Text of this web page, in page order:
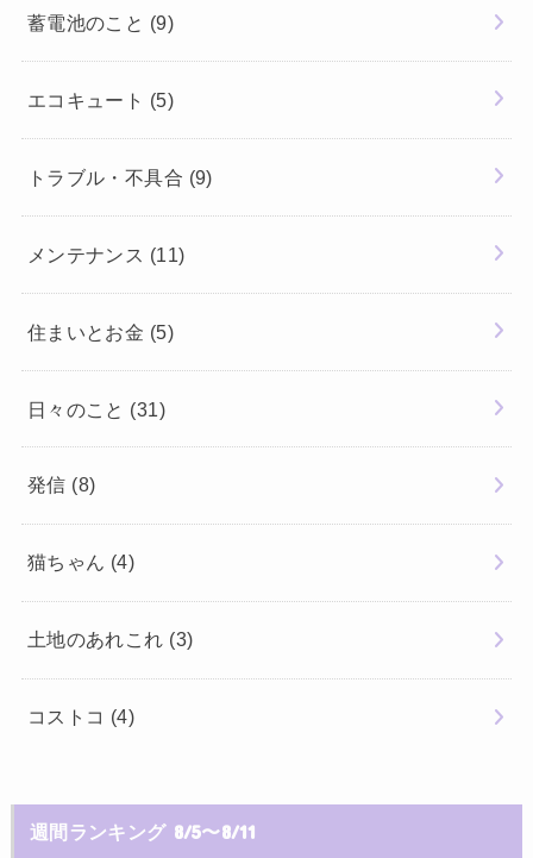
蓄電池のこと (9)
エコキュート (5)
トラブル・不具合 (9)
メンテナンス (11)
住まいとお金 (5)
日々のこと (31)
発信 (8)
猫ちゃん (4)
土地のあれこれ (3)
コストコ (4)
週間ランキング 8/5〜8/11